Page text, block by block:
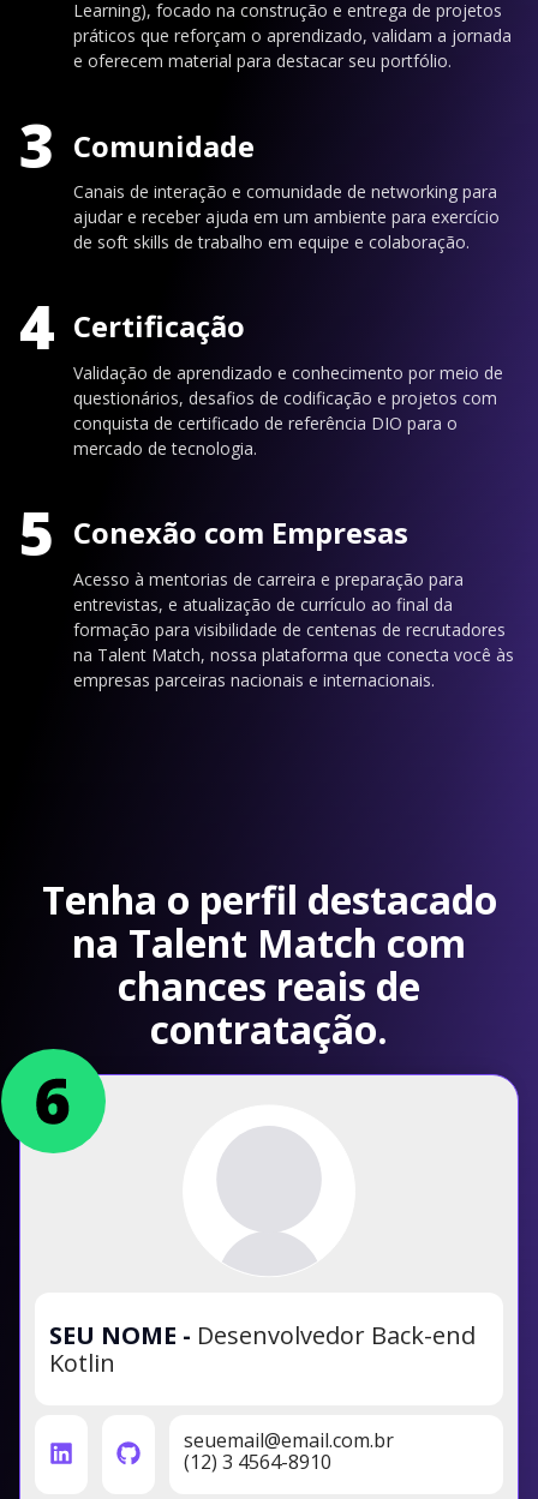
Learning), focado na construção e entrega de projetos
práticos que reforçam o aprendizado, validam a jornada
e oferecem material para destacar seu portfólio.
3 Comunidade
Canais de interação e comunidade de networking para
ajudar e receber ajuda em um ambiente para exercício
de soft skills de trabalho em equipe e colaboração.
4 Certificação
Validação de aprendizado e conhecimento por meio de
questionários, desafios de codificação e projetos com
conquista de certificado de referência DIO para o
mercado de tecnologia.
5 Conexão com Empresas
Acesso à mentorias de carreira e preparação para
entrevistas, e atualização de currículo ao final da
formação para visibilidade de centenas de recrutadores
na Talent Match, nossa plataforma que conecta você às
empresas parceiras nacionais e internacionais.
Tenha o perfil destacado
na Talent Match com
chances reais de
contratação.
SEU NOME - Desenvolvedor Back-end
Kotlin
seuemail@email.com.br
(12) 3 4564-8910